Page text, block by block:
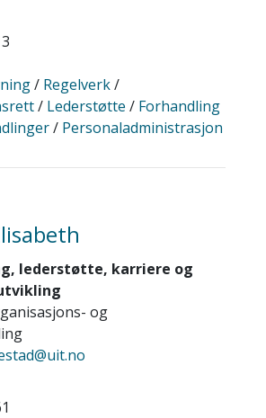
/ Regelverk/
/ Lederstøtte / Forhandling
/ Personaladministrasjon
lederstøtte, karriere og
og